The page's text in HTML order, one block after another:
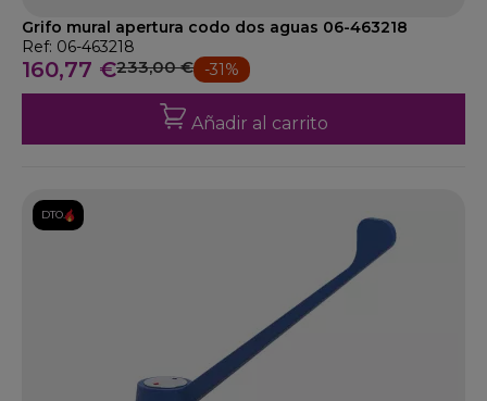
Grifo mural apertura codo dos aguas 06-463218
Ref: 06-463218
160,77 €233,00 € -31%
Añadir al carrito
DTO.